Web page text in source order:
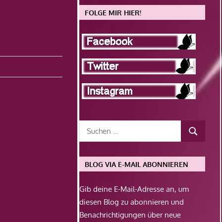
FOLGE MIR HIER!
BLOG VIA E-MAIL ABONNIEREN
Gib deine E-Mail-Adresse an, um
diesen Blog zu abonnieren und
Benachrichtigungen über neue